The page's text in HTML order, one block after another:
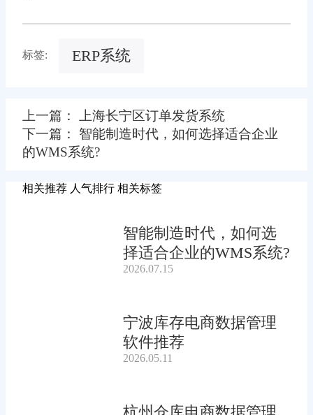
标签: ERP系统
上一篇： 上海长宁区订单发货系统
下一篇： 智能制造时代，如何选择适合企业
的WMS系统?
相关推荐 人气排行 相关标签
智能制造时代，如何选
择适合企业的WMS系统?
2026.07.15
宁波库存电商数据管理
软件推荐
2026.05.11